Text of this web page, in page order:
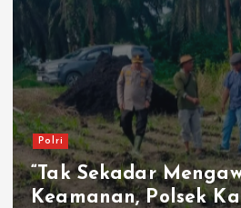
Polri
“Tak Sekadar
Keamanan, Polsek